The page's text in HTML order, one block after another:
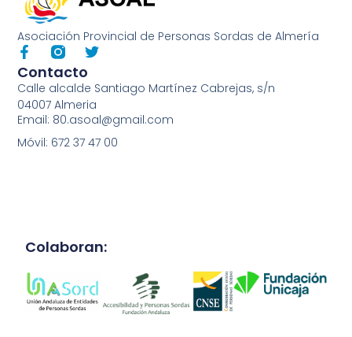
Asociación Provincial de Personas Sordas de Almería
Contacto
Calle alcalde Santiago Martínez Cabrejas, s/n
04007 Almeria
Email: 80.asoal@gmail.com
Móvil: 672 37 47 00
Colaboran: